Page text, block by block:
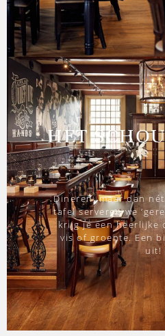
HET
Dineren, maar dan
tafel serveren we
krijg je een heerlijke
vis of groente. Een
uit!